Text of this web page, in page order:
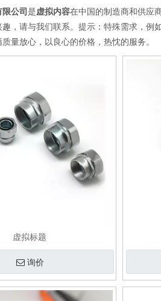
公司 是虚拟内容在中国的制造商和供应
趣，请与我们联系。提示：特殊需求，例
量放心，以良心的价格，热忱的服务。
虚拟标题
询价